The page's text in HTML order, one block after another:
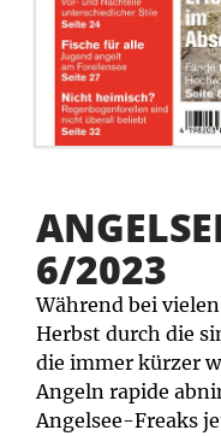
6/2023
Während bei
Herbst durch die
die immer kürzer
Angeln rapide
Angelsee-Freaks